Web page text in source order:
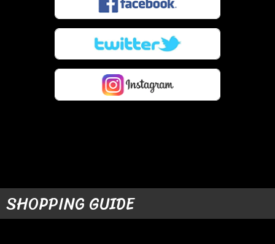
SHOPPING GUIDE